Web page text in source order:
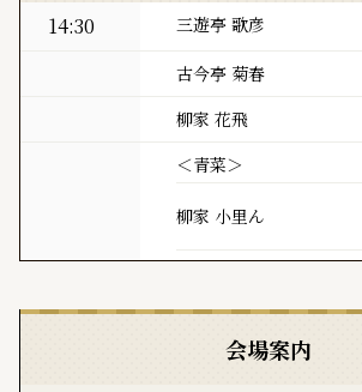
14:30 三遊亭 歌彦
古今亭 菊春
柳家 花飛
＜青菜＞
柳家 小里ん
会場案内